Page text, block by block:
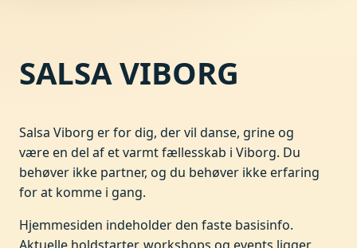
SALSA VIBORG
Salsa Viborg er for dig, der vil danse, grine og
være en del af et varmt fællesskab i Viborg. Du
behøver ikke partner, og du behøver ikke erfaring
for at komme i gang.
Hjemmesiden indeholder den faste basisinfo.